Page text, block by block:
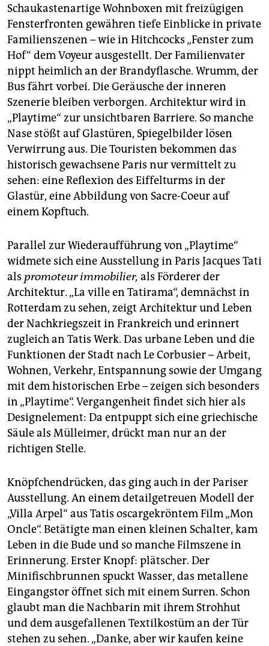
Schaukastenartige Wohnboxen mit freizügigen
Fensterfronten gewähren tiefe Einblicke in private
Familienszenen – wie in Hitchcocks „Fenster zum
Hof“ dem Voyeur ausgestellt. Der Familienvater
nippt heimlich an der Brandyflasche. Wrumm, der
Bus fährt vorbei. Die Geräusche der inneren
Szenerie bleiben verborgen. Architektur wird in
„Playtime“ zur unsichtbaren Barriere. So manche
Nase stößt auf Glastüren, Spiegelbilder lösen
Verwirrung aus. Die Touristen bekommen das
historisch gewachsene Paris nur vermittelt zu
sehen: eine Reflexion des Eiffelturms in der
Glastür, eine Abbildung von Sacre-Coeur auf
einem Kopftuch.
Parallel zur Wiederaufführung von „Playtime“
widmete sich eine Ausstellung in Paris Jacques Tati
als promoteur immobilier, als Förderer der
Architektur. „La ville en Tatirama“, demnächst in
Rotterdam zu sehen, zeigt Architektur und Leben
der Nachkriegszeit in Frankreich und erinnert
zugleich an Tatis Werk. Das urbane Leben und die
Funktionen der Stadt nach Le Corbusier – Arbeit,
Wohnen, Verkehr, Entspannung sowie der Umgang
mit dem historischen Erbe – zeigen sich besonders
in „Playtime“. Vergangenheit findet sich hier als
Designelement: Da entpuppt sich eine griechische
Säule als Mülleimer, drückt man nur an der
richtigen Stelle.
Knöpfchendrücken, das ging auch in der Pariser
Ausstellung. An einem detailgetreuen Modell der
„Villa Arpel“ aus Tatis oscargekröntem Film „Mon
Oncle“. Betätigte man einen kleinen Schalter, kam
Leben in die Bude und so manche Filmszene in
Erinnerung. Erster Knopf: plätscher. Der
Minifischbrunnen spuckt Wasser, das metallene
Eingangstor öffnet sich mit einem Surren. Schon
glaubt man die Nachbarin mit ihrem Strohhut
und dem ausgefallenen Textilkostüm an der Tür
stehen zu sehen. „Danke, aber wir kaufen keine